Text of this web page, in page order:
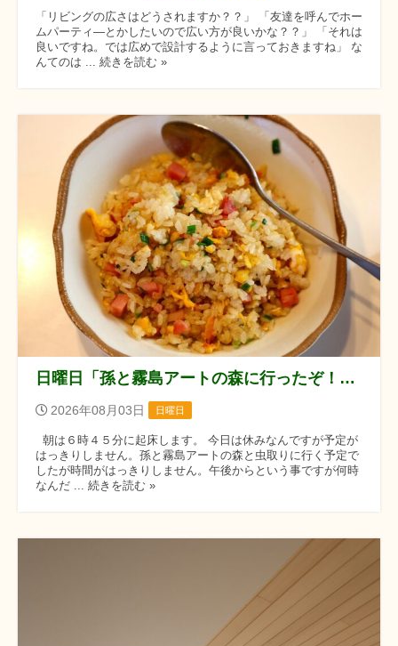
「リビングの広さはどうされますか？？」 「友達を呼んでホー
ムパーティ―とかしたいので広い方が良いかな？？」 「それは
良いですね。では広めで設計するように言っておきますね」 な
んてのは ... 続きを読む »
日曜日「孫と霧島アートの森に行ったぞ！！」の巻
2026年08月03日 日曜日
朝は６時４５分に起床します。 今日は休みなんですが予定が
はっきりしません。孫と霧島アートの森と虫取りに行く予定で
したが時間がはっきりしません。午後からという事ですが何時
なんだ ... 続きを読む »